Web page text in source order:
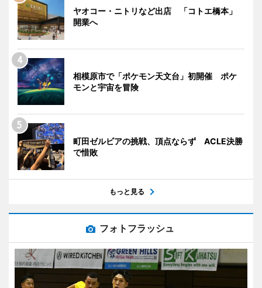
ヤオコー・ニトリなど出店 「コトエ橋本」
開業へ
相模原市で「ポケモン天文台」初開催 ポケ
モンと宇宙を冒険
町田ゼルビアの挑戦、頂点ならず ACLE決勝
で惜敗
もっと見る
フォトフラッシュ